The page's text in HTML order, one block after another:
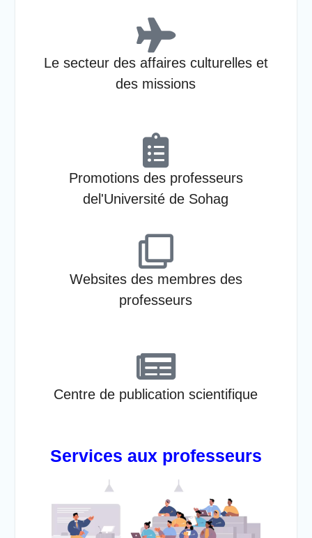
Le secteur des affaires culturelles et
des missions
Promotions des professeurs
del'Université de Sohag
Websites des membres des
professeurs
Centre de publication scientifique
Services aux professeurs